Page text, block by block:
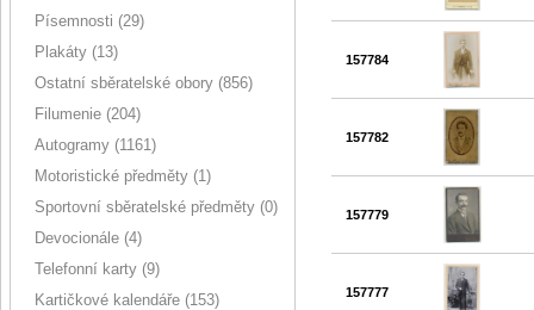
Písemnosti (29)
Plakáty (13)
Ostatní sběratelské obory (856)
Filumenie (204)
Autogramy (1161)
Motoristické předměty (1)
Sportovní sběratelské předměty (0)
Devocionále (4)
Telefonní karty (9)
Kartičkové kalendáře (153)
157784
157782
157779
157777